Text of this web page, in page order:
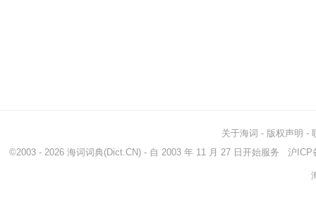
关于海词 - 版权声明 -
©2003 - 2026 海词词典(Dict.CN) - 自 2003 年 11 月 27 日开始服务 沪ICP